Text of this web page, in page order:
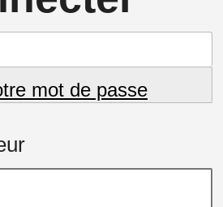
actif) mot de passe